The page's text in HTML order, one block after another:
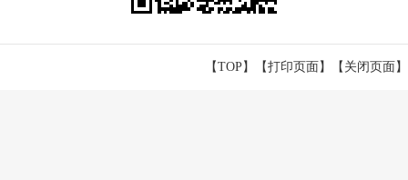
【TOP】 【打印页面】【 关闭页面】